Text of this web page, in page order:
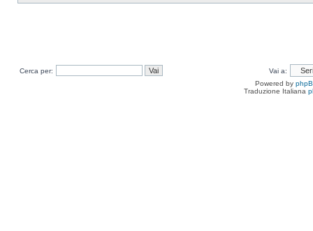
Cerca per:
Vai a:
Powered by
Traduzione Italiana